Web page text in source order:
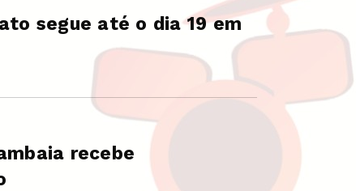
segue até o dia 19 em
recebe